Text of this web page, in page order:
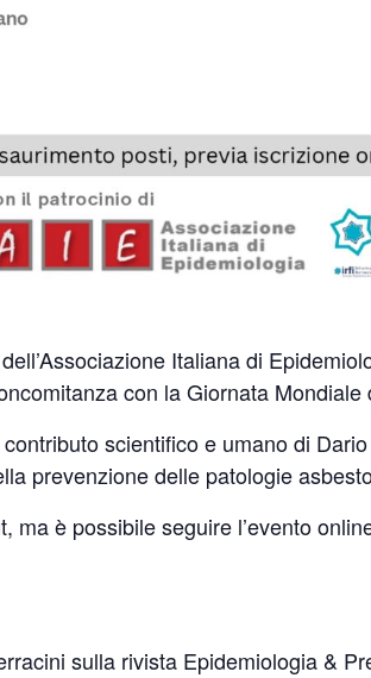
Italiana di
con la Giornata Mondiale
scientifico e umano di
prevenzione delle patologie
ma è possibile seguire l’evento
sulla rivista Epidemiologia &